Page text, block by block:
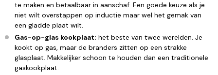
te maken en betaalbaar in aanschaf. Een goede keuze als je
niet wilt overstappen op inductie maar wel het gemak van
een gladde plaat wilt.
Gas-op-glas kookplaat: het beste van twee werelden. Je
kookt op gas, maar de branders zitten op een strakke
glasplaat. Makkelijker schoon te houden dan een traditionele
gaskookplaat.